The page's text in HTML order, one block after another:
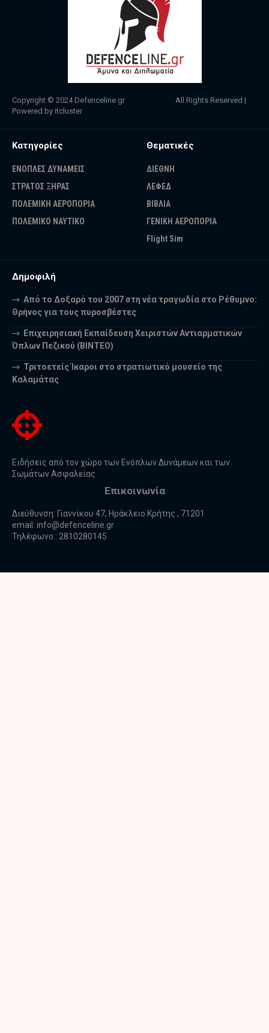
Copyright © 2024 Defenceline.gr All Rights Reserved |
Powered by itcluster
Κατηγορίες
ΕΝΟΠΛΕΣ ΔΥΝΑΜΕΙΣ
ΣΤΡΑΤΟΣ ΞΗΡΑΣ
ΠΟΛΕΜΙΚΗ ΑΕΡΟΠΟΡΙΑ
ΠΟΛΕΜΙΚΟ ΝΑΥΤΙΚΟ
Θεματικές
ΔΙΕΘΝΗ
ΛΕΦΕΔ
ΒΙΒΛΙΑ
ΓΕΝΙΚΗ ΑΕΡΟΠΟΡΙΑ
Flight Sim
Δημοφιλή
Από το Δοξαρό του 2007 στη νέα τραγωδία στο Ρέθυμνο:
Θρήνος για τους πυροσβέστες
Επιχειρησιακή Εκπαίδευση Χειριστών Αντιαρματικών
Όπλων Πεζικού (ΒΙΝΤΕΟ)
Τριτοετείς Ίκαροι στο στρατιωτικό μουσείο της
Καλαμάτας
Ειδήσεις από τον χώρο των Ενόπλων Δυνάμεων και των
Σωμάτων Ασφαλείας
Επικοινωνία
Διεύθυνση: Γιαννίκου 47, Ηράκλειο Κρήτης , 71201
email: info@defenceline.gr
Τηλέφωνο:: 2810280145